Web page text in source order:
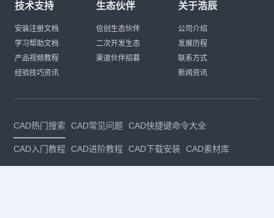
技术支持
安装注册文档
学习帮助文档
产品视频教程
经验技巧资讯
生态伙伴
信创生态伙伴
二次开发生态
渠道伙伴招募
关于浩辰
公司介绍
发展历程
联系方式
新闻资讯
CAD热门搜索 CAD常见问题 CAD快捷键命令大全
CAD入门教程 CAD进阶教程 CAD下载安装 CAD素材库